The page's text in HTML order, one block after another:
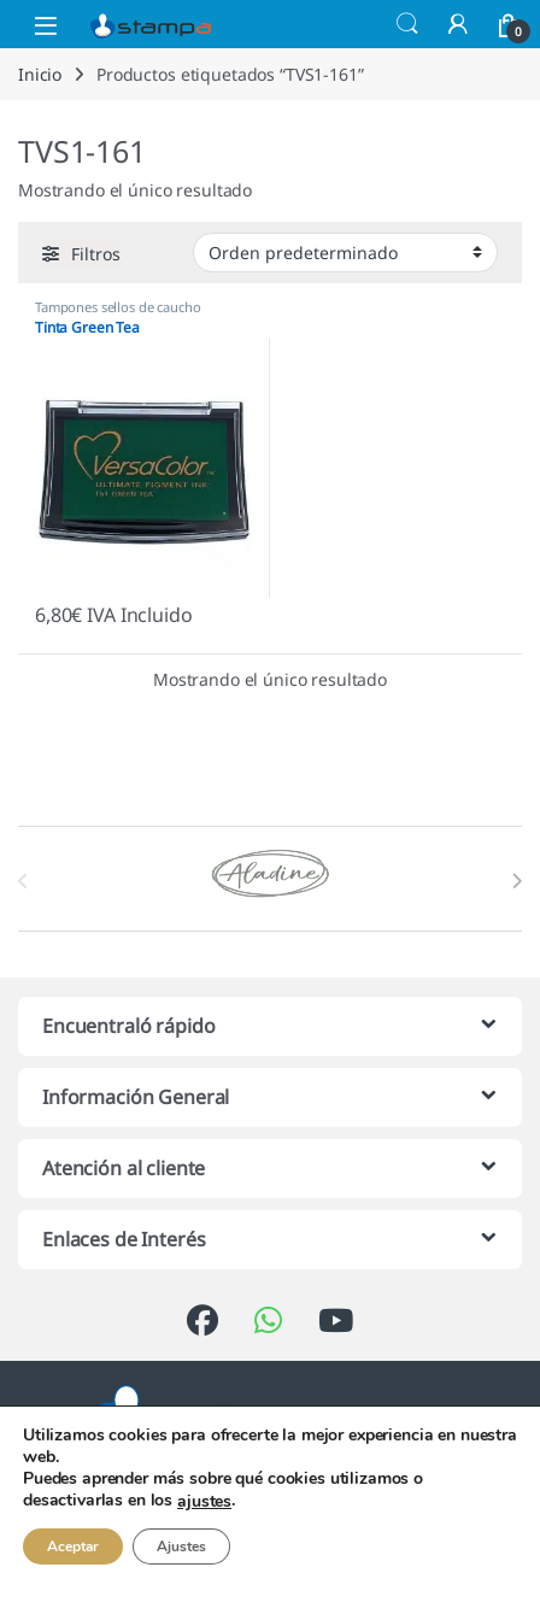
Saltar a la navegación
Saltar al contenido
Open 0
Inicio Productos etiquetados “TVS1-161”
TVS1-161
Mostrando el único resultado
Filtros
Tampones sellos de caucho
Tinta Green Tea
6,80€IVA Incluido
Mostrando el único resultado
Marcas De Carrusel
Encuentraló rápido
Información General
Atención al cliente
Enlaces de Interés
Atención telefónica de 10:00 h.
956 344 058
Utilizamos cookies para ofrecerte la mejor experiencia en nuestra
web.
Puedes aprender más sobre qué cookies utilizamos o
desactivarlas en losajustes.
Aceptar Ajustes